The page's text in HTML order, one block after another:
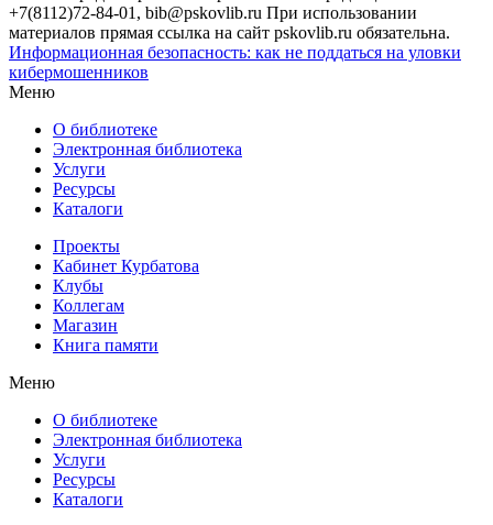
+7(8112)72-84-01, bib@pskovlib.ru При использовании
материалов прямая ссылка на сайт pskovlib.ru обязательна.
Информационная безопасность: как не поддаться на уловки
кибермошенников
Меню
О библиотеке
Электронная библиотека
Услуги
Ресурсы
Каталоги
Проекты
Кабинет Курбатова
Клубы
Коллегам
Магазин
Книга памяти
Меню
О библиотеке
Электронная библиотека
Услуги
Ресурсы
Каталоги